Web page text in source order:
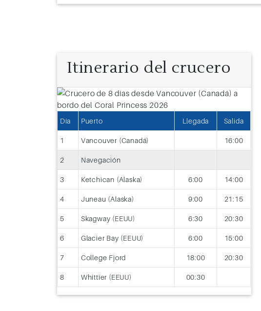
Itinerario del crucero
Día Puerto Llegada Salida
1 Vancouver (Canadá) 16:00
2 Navegación
3 Ketchican (Alaska) 6:00 14:00
4 Juneau (Alaska) 9:00 21:15
5 Skagway (EEUU) 6:30 20:30
6 Glacier Bay (EEUU) 6:00 15:00
7 College Fjord 18:00 20:30
8 Whittier (EEUU) 00:30
Día 8: Whittier (EEUU)
Los Cruceros Desde Whittier te enamoran, por
sus paisajes nevados que te maravillan la vista
y el corazón. Disfruta estos recorridos desde
Alaska.